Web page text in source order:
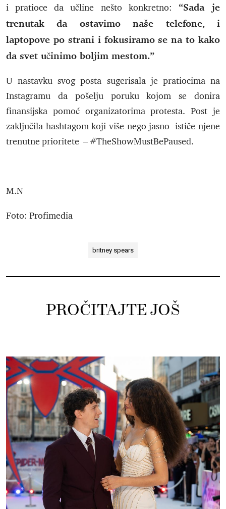
i pratioce da učline nešto konkretno: “Sada je
trenutak da ostavimo naše telefone, i
laptopove po strani i fokusiramo se na to kako
da svet učinimo boljim mestom.”
U nastavku svog posta sugerisala je pratiocima na
Instagramu da pošelju poruku kojom se donira
finansijska pomoć organizatorima protesta. Post je
zaključila hashtagom koji više nego jasno ističe njene
trenutne prioritete – #TheShowMustBePaused.
M.N
Foto: Profimedia
britney spears
PROČITAJTE JOŠ